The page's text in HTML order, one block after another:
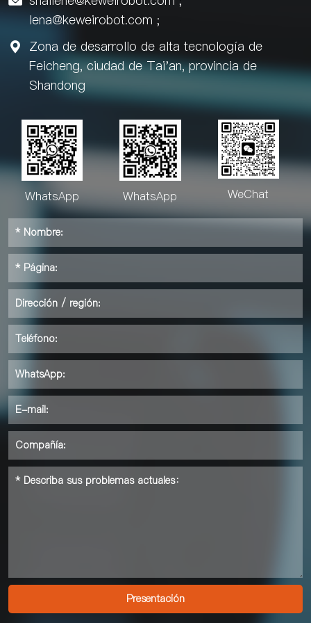
lena@keweirobot.com ;

Zona de desarrollo de alta tecnología de
Feicheng, ciudad de Tai'an, provincia de
Shandong
WhatsApp WhatsApp WeChat